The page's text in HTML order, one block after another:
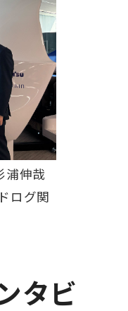
浦伸哉
ログ関
タビ